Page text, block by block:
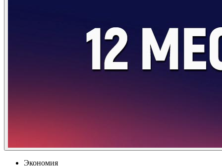
Экономия